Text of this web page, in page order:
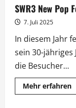
SWR3 New Pop
7. Juli 2025
In diesem Jahr
sein 30-
die Besucher...
Mehr erfahren